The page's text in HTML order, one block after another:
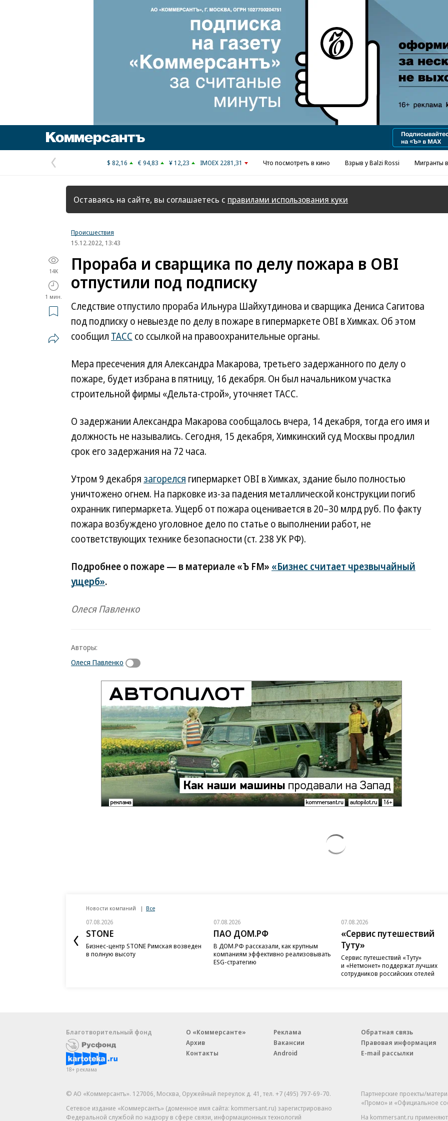
Реклама в «Ъ» www.kommersant.ru/ad
Предыдущая
страница
$ 82,16 € 94,83 ¥ 12,23 IMOEX 2281,31 Что посмотреть в кино Взрыв у Balzi Rossi Мигранты
Оставаясь на сайте, вы соглашаетесь с правилами использования куки
Происшествия
15.12.2022, 13:43
14K
1 мин.
Прораба и сварщика по делу пожара в OBI
отпустили под подписку
Следствие отпустило прораба Ильнура Шайхутдинова и сварщика Дениса Сагитова
под подписку о невыезде по делу в пожаре в гипермаркете OBI в Химках. Об этом
сообщил ТАСС со ссылкой на правоохранительные органы.
Мера пресечения для Александра Макарова, третьего задержанного по делу о
пожаре, будет избрана в пятницу, 16 декабря. Он был начальником участка
строительной фирмы «Дельта-строй», уточняет ТАСС.
О задержании Александра Макарова сообщалось вчера, 14 декабря, тогда его имя и
должность не назывались. Сегодня, 15 декабря, Химкинский суд Москвы продлил
срок его задержания на 72 часа.
Утром 9 декабря загорелся гипермаркет OBI в Химках, здание было полностью
уничтожено огнем. На парковке из-за падения металлической конструкции погиб
охранник гипермаркета. Ущерб от пожара оценивается в 20–30 млрд руб. По факту
пожара возбуждено уголовное дело по статье о выполнении работ, не
соответствующих технике безопасности (ст. 238 УК РФ).
Подробнее о пожаре — в материале «Ъ FM» «Бизнес считает чрезвычайный
ущерб».
Олеся Павленко
Авторы:
Олеся Павленко
Новости компаний Все
07.08.2026
STONE
Бизнес-центр STONE Римская возведен
в полную высоту
07.08.2026
ПАО ДОМ.РФ
В ДОМ.РФ рассказали, как крупным
компаниям эффективно реализовывать
ESG-стратегию
07.08.2026
«Сервис путешествий
Туту»
Сервис путешествий «Туту»
и «Нетмонет» поддержат лучших
сотрудников российских отелей
Благотворительный фонд
18+ реклама
О «Коммерсанте»
Архив
Контакты
Реклама
Вакансии
Android
Обратная связь
Правовая информация
E-mail рассылки
© АО «Коммерсантъ». 127006, Москва, Оружейный переулок д. 41,тел. +7 (495) 797-69-70.
Сетевое издание «Коммерсантъ» (доменное имя сайта: kommersant.ru) зарегистрировано
Федеральной службой по надзору в сфере связи, информационных технологий
Партнерские проекты/
«Промо» и «Официальное
На kommersant.ru